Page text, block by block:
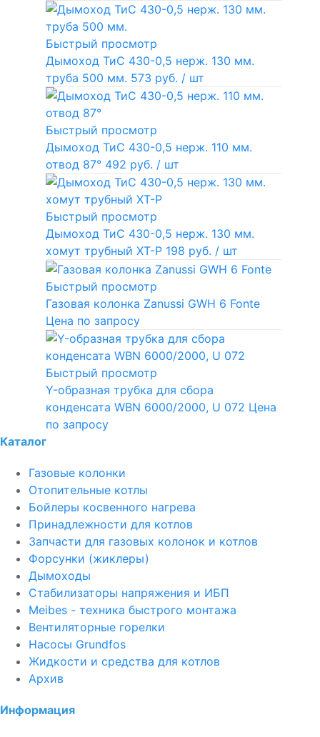
Быстрый просмотр
Дымоход ТиС 430-0,5 нерж. 130 мм.
труба 500 мм. 573 руб. / шт
Быстрый просмотр
Дымоход ТиС 430-0,5 нерж. 110 мм.
отвод 87° 492 руб. / шт
Быстрый просмотр
Дымоход ТиС 430-0,5 нерж. 130 мм.
хомут трубный ХТ-Р 198 руб. / шт
Быстрый просмотр
Газовая колонка Zanussi GWH 6 Fonte
Цена по запросу
Быстрый просмотр
Y-образная трубка для сбора
конденсата WBN 6000/2000, U 072 Цена
по запросу
Каталог
Газовые колонки
Отопительные котлы
Бойлеры косвенного нагрева
Принадлежности для котлов
Запчасти для газовых колонок и котлов
Форсунки (жиклеры)
Дымоходы
Стабилизаторы напряжения и ИБП
Meibes - техника быстрого монтажа
Вентиляторные горелки
Насосы Grundfos
Жидкости и средства для котлов
Архив
Информация